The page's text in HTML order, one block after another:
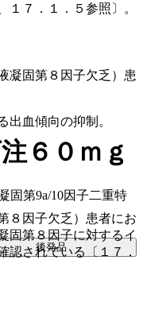
１７．１．５参照〕。
凝固第８因子欠乏）患
血傾向の抑制。
８因子欠乏）患者にお
固第８因子に対するイ
認されている〔１７．
６０ｍｇ
固第9a/10因子二重特
後発品